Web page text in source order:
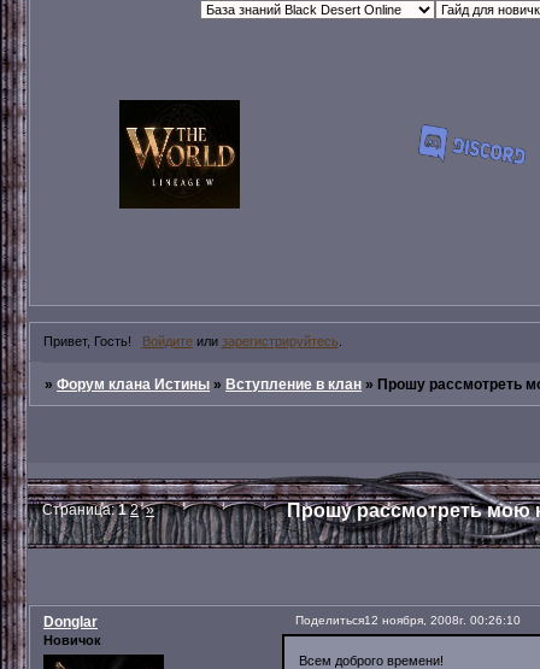
Привет, Гость! Войдитеили зарегистрируйтесь
»Форум клана Истины »Вступление в клан »Прошу рассмотреть
Прошу рассмотреть мою
Страница:1 2 »
Поделиться12 ноября, 2008г. 00:26:10
Donglar
Новичок
Всем доброго времени!